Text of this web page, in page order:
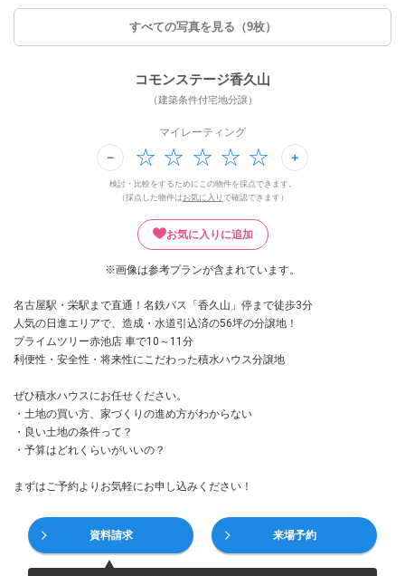
すべての写真を見る（9枚）
コモンステージ香久山
（建築条件付宅地分譲）
マイレーティング
検討・比較をするためにこの物件を採点できます。
（採点した物件は お気に入り で確認できます）
お気に入りに追加
※画像は参考プランが含まれています。
名古屋駅・栄駅まで直通！名鉄バス「香久山」停まで徒歩3分
人気の日進エリアで、造成・水道引込済の56坪の分譲地！
プライムツリー赤池店 車で10～11分
利便性・安全性・将来性にこだわった積水ハウス分譲地
ぜひ積水ハウスにお任せください。
・土地の買い方、家づくりの進め方がわからない
・良い土地の条件って？
・予算はどれくらいがいいの？
まずはご予約よりお気軽にお申し込みください！
資料請求 来場予約